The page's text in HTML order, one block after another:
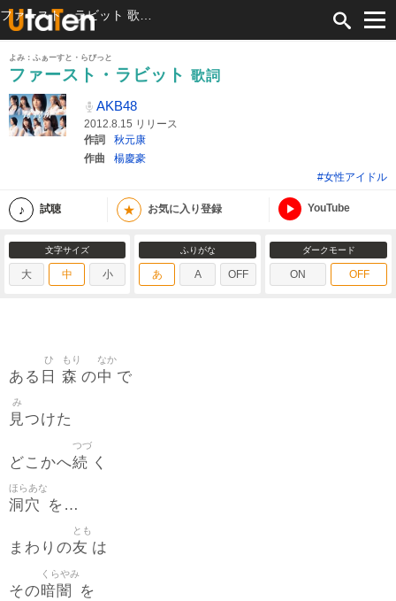
よみ：ふぁーすと・らびっと
ファースト・ラビット 歌詞
AKB48
2012.8.15 リリース
作詞
秋元康
作曲
楊慶豪
#女性アイドル
試聴 ★ お気に入り登録 YouTube
文字サイズ
大 中 小
ふりがな
あ A OFF
ダークモード
ON OFF
ある 日
ひ
森
もり
の中
なか
で
見
み
つけた
どこかへ続
つづ
く
洞穴
ほらあな
を…
まわりの友
とも
は
その暗闇
くらやみ
を